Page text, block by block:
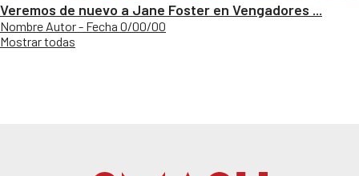
Veremos de nuevo a Jane Foster en Vengadores ...
Nombre Autor - Fecha 0/00/00
Mostrar todas